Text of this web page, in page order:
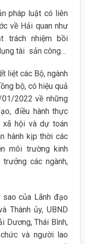
pháp luật có liên
về Hải quan như
trách nhiệm bồi
tài sản công…
liệt các Bộ, ngành
bộ, có hiệu quả
2022 về những
điều hành thực
xã hội và dự toán
hành kịp thời các
môi trường kinh
các ngành,
của Lãnh đạo
Thành ủy, UBND
Dương, Thái Bình,
và người lao